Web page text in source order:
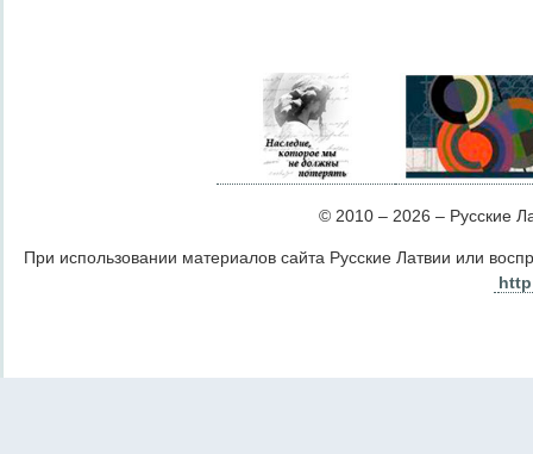
© 2010 – 2026 – Русские
При использовании материалов сайта Русские Латвии или